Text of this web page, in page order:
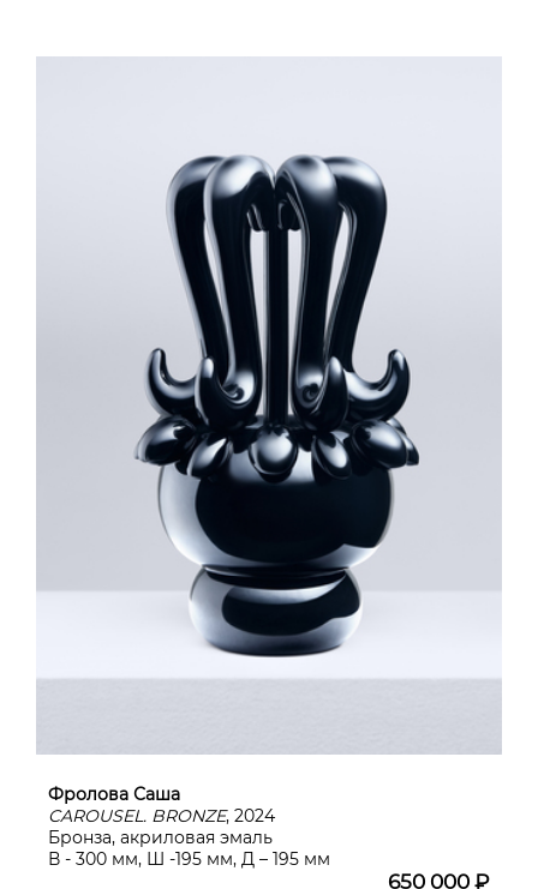
Фролова Саша
CAROUSEL. BRONZE, 2024
Бронза, акриловая эмаль
В - 300 мм, Ш -195 мм, Д – 195 мм
650 000 ₽